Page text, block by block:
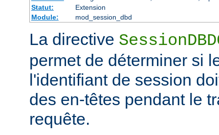
Statut:
Extension
Module:
mod_session_dbd
La directive
permet de déterminer si
l'identifiant de session
des en-têtes pendant le
requête.